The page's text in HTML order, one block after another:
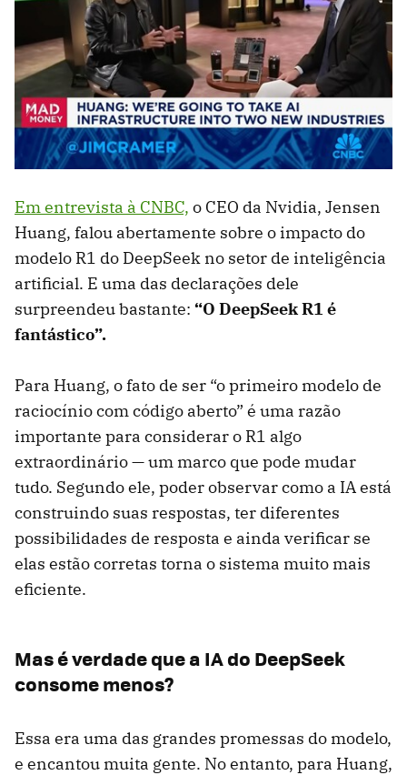
Em entrevista à CNBC, o CEO da Nvidia, Jensen
Huang, falou abertamente sobre o impacto do
modelo R1 do DeepSeek no setor de inteligência
artificial. E uma das declarações dele
surpreendeu bastante: “O DeepSeek R1 é
fantástico”.
Para Huang, o fato de ser “o primeiro modelo de
raciocínio com código aberto” é uma razão
importante para considerar o R1 algo
extraordinário — um marco que pode mudar
tudo. Segundo ele, poder observar como a IA está
construindo suas respostas, ter diferentes
possibilidades de resposta e ainda verificar se
elas estão corretas torna o sistema muito mais
eficiente.
Mas é verdade que a IA do DeepSeek
consome menos?
Essa era uma das grandes promessas do modelo,
e encantou muita gente. No entanto, para Huang,